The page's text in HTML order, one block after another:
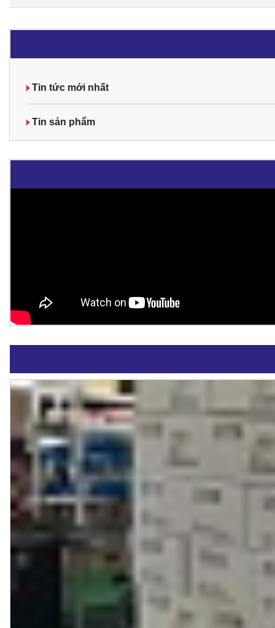
Tin tức mới nhất
Tin sản phẩm